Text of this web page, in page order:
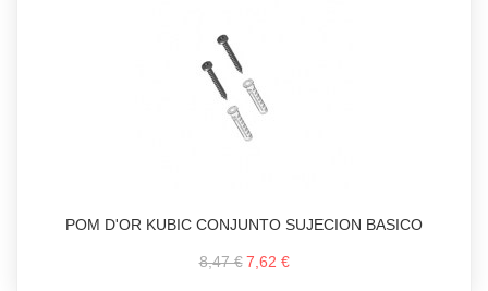
POM D'OR KUBIC CONJUNTO SUJECION BASICO
8,47 € 7,62 €